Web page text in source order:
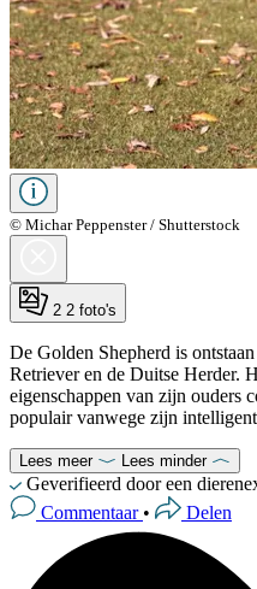
© Michar Peppenster / Shutterstock
2 2 foto's
De Golden Shepherd is
Retriever en de Duitse Herder.
eigenschappen van zijn ouders
populair vanwege zijn
Lees meer Lees minder
Geverifieerd door een
Commentaar • Delen